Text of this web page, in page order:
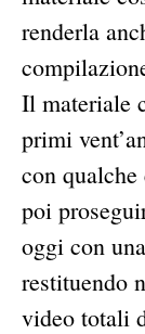
renderla
Il materiale
primi
con
poi
oggi con
restituendo
video totali